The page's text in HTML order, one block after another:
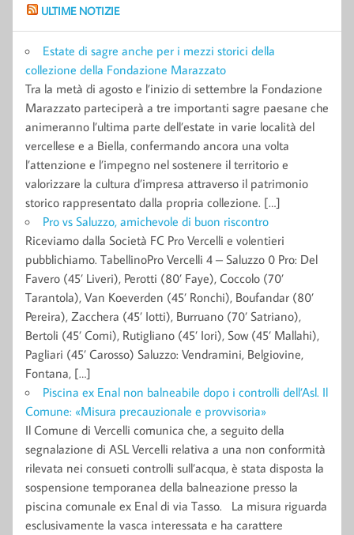
ULTIME NOTIZIE
Estate di sagre anche per i mezzi storici della
collezione della Fondazione Marazzato
Tra la metà di agosto e l’inizio di settembre la Fondazione
Marazzato parteciperà a tre importanti sagre paesane che
animeranno l’ultima parte dell’estate in varie località del
vercellese e a Biella, confermando ancora una volta
l’attenzione e l’impegno nel sostenere il territorio e
valorizzare la cultura d’impresa attraverso il patrimonio
storico rappresentato dalla propria collezione. […]
Pro vs Saluzzo, amichevole di buon riscontro
Riceviamo dalla Società FC Pro Vercelli e volentieri
pubblichiamo. TabellinoPro Vercelli 4 – Saluzzo 0 Pro: Del
Favero (45’ Liveri), Perotti (80’ Faye), Coccolo (70’
Tarantola), Van Koeverden (45’ Ronchi), Boufandar (80’
Pereira), Zacchera (45’ Iotti), Burruano (70’ Satriano),
Bertoli (45’ Comi), Rutigliano (45’ Iori), Sow (45’ Mallahi),
Pagliari (45’ Carosso) Saluzzo: Vendramini, Belgiovine,
Fontana, […]
Piscina ex Enal non balneabile dopo i controlli dell’Asl. Il
Comune: «Misura precauzionale e provvisoria»
Il Comune di Vercelli comunica che, a seguito della
segnalazione di ASL Vercelli relativa a una non conformità
rilevata nei consueti controlli sull’acqua, è stata disposta la
sospensione temporanea della balneazione presso la
piscina comunale ex Enal di via Tasso. La misura riguarda
esclusivamente la vasca interessata e ha carattere